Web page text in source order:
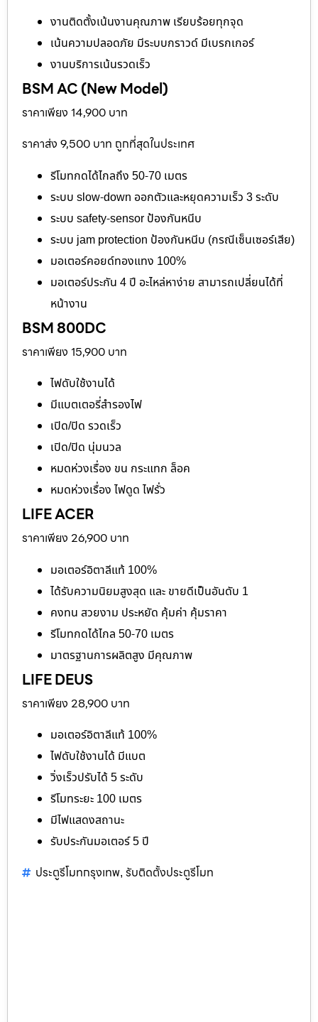
งานติดตั้งเน้นงานคุณภาพ เรียบร้อยทุกจุด
เน้นความปลอดภัย มีระบบกราวด์ มีเบรกเกอร์
งานบริการเน้นรวดเร็ว
BSM AC (New Model)
ราคาเพียง 14,900 บาท
ราคาส่ง 9,500 บาท ถูกที่สุดในประเทศ
รีโมทกดได้ไกลถึง 50-70 เมตร
ระบบ slow-down ออกตัวและหยุดความเร็ว 3 ระดับ
ระบบ safety-sensor ป้องกันหนีบ
ระบบ jam protection ป้องกันหนีบ (กรณีเซ็นเซอร์เสีย)
มอเตอร์คอยด์ทองแทง 100%
มอเตอร์ประกัน 4 ปี อะไหล่หาง่าย สามารถเปลี่ยนได้ที่
หน้างาน
BSM 800DC
ราคาเพียง 15,900 บาท
ไฟดับใช้งานได้
มีแบตเตอรี่สำรองไฟ
เปิด/ปิด รวดเร็ว
เปิด/ปิด นุ่มนวล
หมดห่วงเรื่อง ขน กระแทก ล็อค
หมดห่วงเรื่อง ไฟดูด ไฟรั่ว
LIFE ACER
ราคาเพียง 26,900 บาท
มอเตอร์อิตาลีแท้ 100%
ได้รับความนิยมสูงสุด และ ขายดีเป็นอันดับ 1
คงทน สวยงาม ประหยัด คุ้มค่า คุ้มราคา
รีโมทกดได้ไกล 50-70 เมตร
มาตรฐานการผลิตสูง มีคุณภาพ
LIFE DEUS
ราคาเพียง 28,900 บาท
มอเตอร์อิตาลีแท้ 100%
ไฟดับใช้งานได้ มีแบต
วิ่งเร็วปรับได้ 5 ระดับ
รีโมทระยะ 100 เมตร
มีไฟแสดงสถานะ
รับประกันมอเตอร์ 5 ปี
ประตูรีโมทกรุงเทพ, รับติดตั้งประตูรีโมท